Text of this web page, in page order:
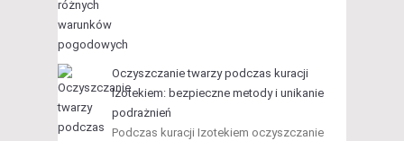
Oczyszczanie twarzy podczas kuracji
Izotekiem: bezpieczne metody i unikanie
podrażnień
Podczas kuracji Izotekiem oczyszczanie